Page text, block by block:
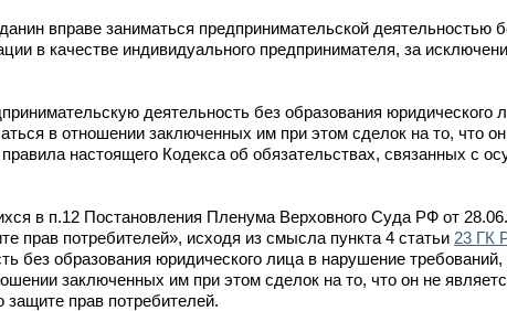
вправе заниматься предпринимательской деятельностью
в качестве индивидуального предпринимателя, за
деятельность без образования юридического
в отношении заключенных им при этом сделок на то, что
настоящего Кодекса об обязательствах, связанных с
в п.12 Постановления Пленума Верховного Суда РФ от
прав потребителей», исходя из смысла пункта 4 статьи 23 ГК
без образования юридического лица в нарушение
заключенных им при этом сделок на то, что он не
защите прав потребителей.